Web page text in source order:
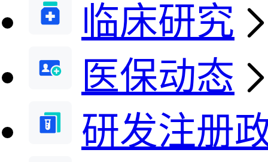
临床研究
医保动态
研发注册